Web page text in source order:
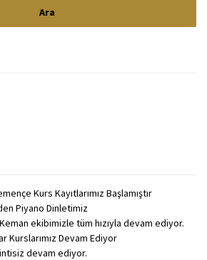
Kurs Kayıtlarımız Başlamıştır
Piyano Dinletimiz
ekibimizle tüm hızıyla devam ediyor.
Kurslarımız Devam Ediyor
devam ediyor.